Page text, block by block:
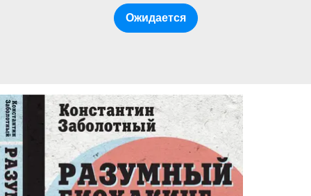
Ожидается